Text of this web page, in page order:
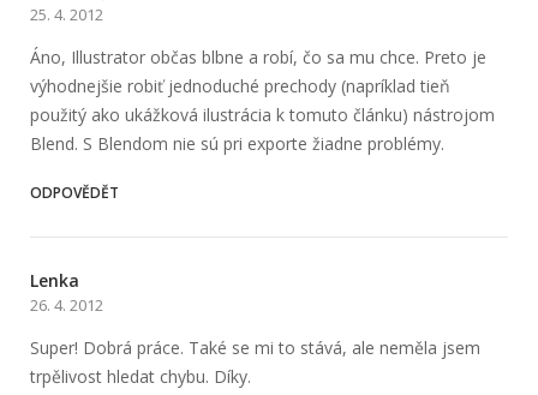
25. 4. 2012
Áno, Illustrator občas blbne a robí, čo sa mu chce. Preto je
výhodnejšie robiť jednoduché prechody (napríklad tieň
použitý ako ukážková ilustrácia k tomuto článku) nástrojom
Blend. S Blendom nie sú pri exporte žiadne problémy.
ODPOVĚDĚT
Lenka
26. 4. 2012
Super! Dobrá práce. Také se mi to stává, ale neměla jsem
trpělivost hledat chybu. Díky.